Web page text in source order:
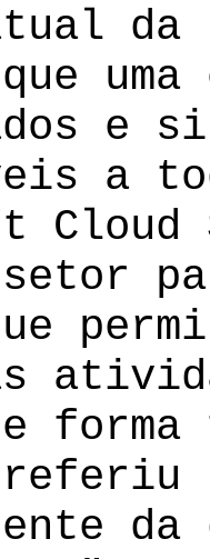
uma
e
a
da